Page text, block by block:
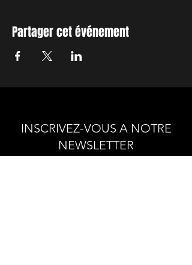
Partager cet événement
INSCRIVEZ-VOUS A NOTRE
NEWSLETTER